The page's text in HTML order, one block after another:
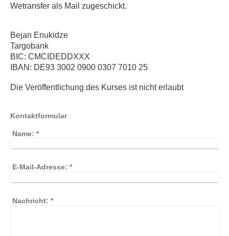
Wetransfer als Mail zugeschickt.
Bejan Enukidze
Targobank
BIC: CMCIDEDDXXX
IBAN: DE93 3002 0900 0307 7010 25
Die Veröffentlichung des Kurses ist nicht erlaubt
Kontaktformular
Name: *
E-Mail-Adresse: *
Nachricht: *